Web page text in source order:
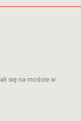
się na moście w